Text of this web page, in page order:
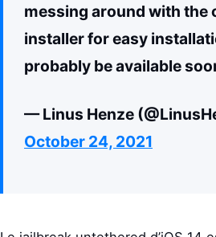
messing around with the
installer for easy
probably be available
— Linus Henze
October 24, 2021